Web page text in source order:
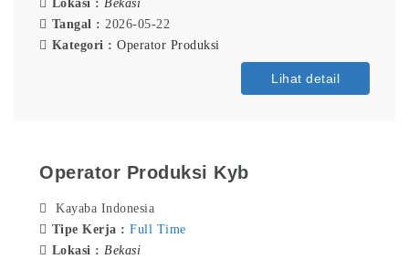
Lokasi : Bekasi
Tangal : 2026-05-22
Kategori : Operator Produksi
Lihat detail
Operator Produksi Kyb
Kayaba Indonesia
Tipe Kerja : Full Time
Lokasi : Bekasi